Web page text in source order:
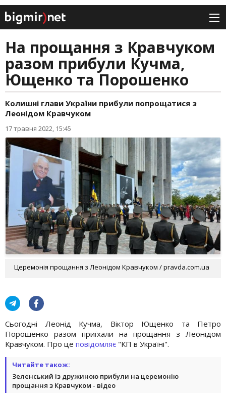
На прощання з Кравчуком
разом прибули Кучма,
Ющенко та Порошенко
Колишні глави України прибули попрощатися з
Леонідом Кравчуком
17 травня 2022, 15:45
Церемонія прощання з Леонідом Кравчуком / pravda.com.ua
Сьогодні Леонід Кучма, Віктор Ющенко та Петро
Порошенко разом приїхали на прощання з Леонідом
Кравчуком. Про це повідомляє "КП в Україні".
Читайте також:
Зеленський із дружиною прибули на церемонію
прощання з Кравчуком - відео